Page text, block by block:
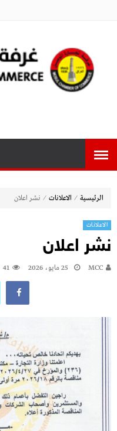
الرئيسية ⁄ الاعلانات ⁄ نشر اعلان
الاعلانات
نشر اعلان
MCC 25 مايو، 2026 41